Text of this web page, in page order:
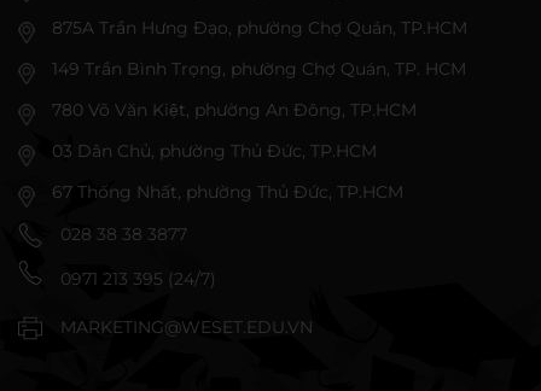
875A Trần Hưng Đạo, phường Chợ Quán, TP.HCM
149 Trần Bình Trọng, phường Chợ Quán, TP. HCM
780 Võ Văn Kiệt, phường An Đông, TP.HCM
03 Dân Chủ, phường Thủ Đức, TP.HCM
67 Thống Nhất, phường Thủ Đức, TP.HCM
028 38 38 3877
0971 213 395 (24/7)
MARKETING@WESET.EDU.VN